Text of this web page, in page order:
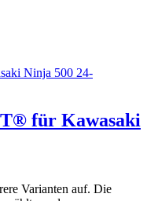
für Kawasaki
Varianten auf. Die